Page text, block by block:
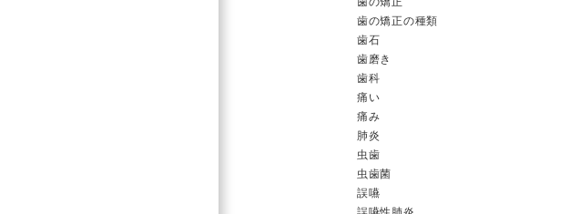
歯の矯正の種類
歯石
歯磨き
歯科
痛い
痛み
肺炎
虫歯
虫歯菌
誤嚥